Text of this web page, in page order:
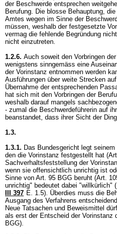
der Beschwerde entsprechen
Berufung. Die blosse Behauptung,
Amtes wegen im Sinne der
müssen, weshalb der festgesetzte
vermag die fehlende Begründung
nicht einzutreten.
1.2.6. Auch soweit den Vorbringen
wenigstens sinngemäss eine
der Vorinstanz entnommen werden
Ausführungen über weite Strecken
Übernahme der entsprechenden
hat sich mit den Vorbringen der
weshalb darauf mangels
- zumal die Beschwerdeführerin auf
beanstandet, dass ihrer Sicht der
1.3.
1.3.1. Das Bundesgericht legt
den die Vorinstanz festgestellt hat (
Sachverhaltsfeststellung der
wenn sie offensichtlich unrichtig ist
Sinne von Art. 95 BGG beruht (Art.
unrichtig" bedeutet dabei "willkürlich" (
III 397 E. 1.5). Überdies muss die
Ausgang des Verfahrens
Neue Tatsachen und Beweismittel
als erst der Entscheid der Vorinstanz
BGG).